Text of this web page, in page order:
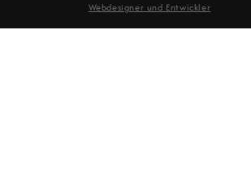
Webdesigner und Entwickler